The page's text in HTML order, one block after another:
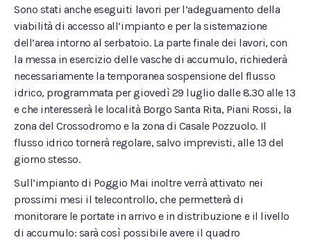
Sono stati anche eseguiti lavori per l’adeguamento della
viabilità di accesso all’impianto e per la sistemazione
dell’area intorno al serbatoio. La parte finale dei lavori, con
la messa in esercizio delle vasche di accumulo, richiederà
necessariamente la temporanea sospensione del flusso
idrico, programmata per giovedì 29 luglio dalle 8.30 alle 13
e che interesserà le località Borgo Santa Rita, Piani Rossi, la
zona del Crossodromo e la zona di Casale Pozzuolo. Il
flusso idrico tornerà regolare, salvo imprevisti, alle 13 del
giorno stesso.
Sull’impianto di Poggio Mai inoltre verrà attivato nei
prossimi mesi il telecontrollo, che permetterà di
monitorare le portate in arrivo e in distribuzione e il livello
di accumulo: sarà così possibile avere il quadro